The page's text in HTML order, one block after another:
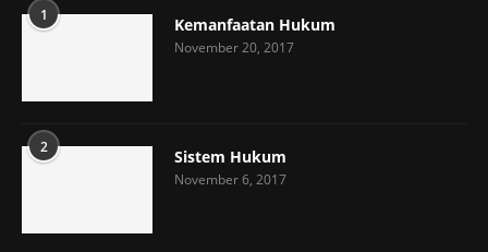
1 Kemanfaatan Hukum
November 20, 2017
2 Sistem Hukum
November 6, 2017